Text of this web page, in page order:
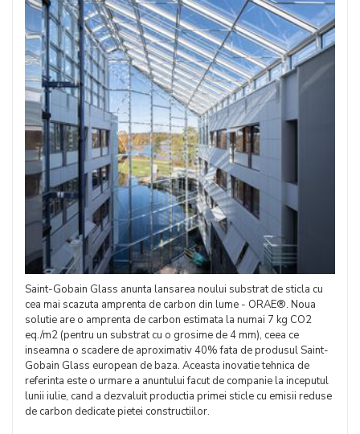
Saint-Gobain Glass anunta lansarea noului substrat de sticla cu
cea mai scazuta amprenta de carbon din lume - ORAE®. Noua
solutie are o amprenta de carbon estimata la numai 7 kg CO2
eq./m2 (pentru un substrat cu o grosime de 4 mm), ceea ce
inseamna o scadere de aproximativ 40% fata de produsul Saint-
Gobain Glass european de baza. Aceasta inovatie tehnica de
referinta este o urmare a anuntului facut de companie la inceputul
lunii iulie, cand a dezvaluit productia primei sticle cu emisii reduse
de carbon dedicate pietei constructiilor.